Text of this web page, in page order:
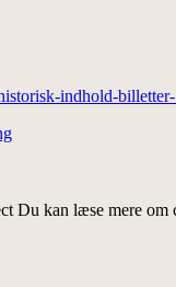
indhold-
Du kan læse mere om